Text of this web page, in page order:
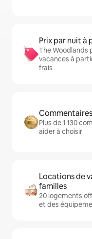
Prix par nuit à
The Woodlands
vacances à
frais
Plus de 1 130
aider à choisir
Locations de
familles
20 logements
et des